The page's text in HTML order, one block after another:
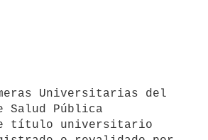
Salud Pública
título universitario